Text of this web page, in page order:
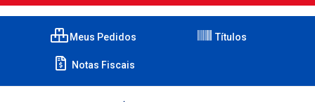
Meus Pedidos Títulos
Notas Fiscais